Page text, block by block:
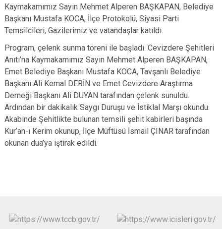
Kaymakamımız Sayın Mehmet Alperen BAŞKAPAN, Belediye
Başkanı Mustafa KOCA, İlçe Protokolü, Siyasi Parti
Temsilcileri, Gazilerimiz ve vatandaşlar katıldı.
Program, çelenk sunma töreni ile başladı. Cevizdere Şehitleri
Anıtı’na Kaymakamımız Sayın Mehmet Alperen BAŞKAPAN,
Emet Belediye Başkanı Mustafa KOCA, Tavşanlı Belediye
Başkanı Ali Kemal DERİN ve Emet Cevizdere Araştırma
Derneği Başkanı Ali DUYAN tarafından çelenk sunuldu.
Ardından bir dakikalık Saygı Duruşu ve İstiklal Marşı okundu.
Akabinde Şehitlikte bulunan temsili şehit kabirleri başında
Kur’an-ı Kerim okunup, İlçe Müftüsü İsmail ÇINAR tarafından
okunan dua’ya iştirak edildi.